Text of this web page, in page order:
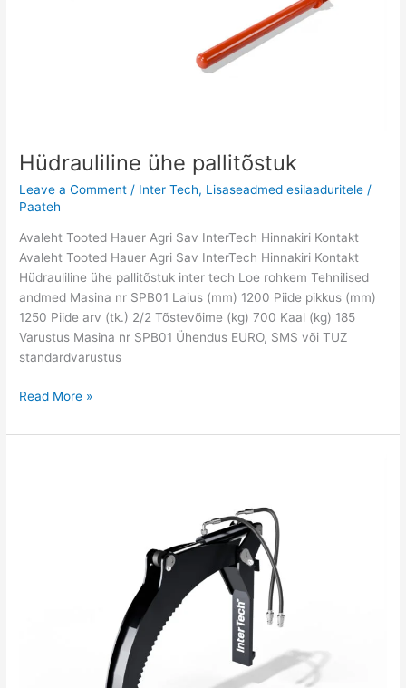
Hüdrauliline ühe pallitõstuk
Leave a Comment / Inter Tech, Lisaseadmed esilaaduritele /
Paateh
Avaleht Tooted Hauer Agri Sav InterTech Hinnakiri Kontakt
Avaleht Tooted Hauer Agri Sav InterTech Hinnakiri Kontakt
Hüdrauliline ühe pallitõstuk inter tech Loe rohkem Tehnilised
andmed Masina nr SPB01 Laius (mm) 1200 Piide pikkus (mm)
1250 Piide arv (tk.) 2/2 Tõstevõime (kg) 700 Kaal (kg) 185
Varustus Masina nr SPB01 Ühendus EURO, SMS või TUZ
standardvarustus
Read More »